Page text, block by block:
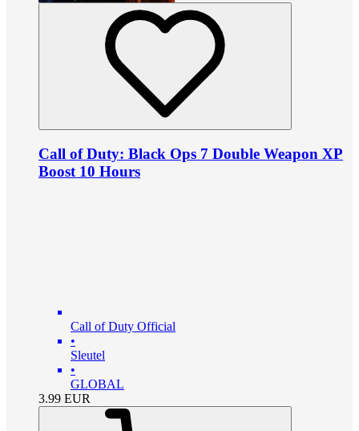
Call of Duty: Black Ops 7 Double Weapon XP
Boost 10 Hours
Call of Duty Official
•
Sleutel
•
GLOBAL
3.99 EUR